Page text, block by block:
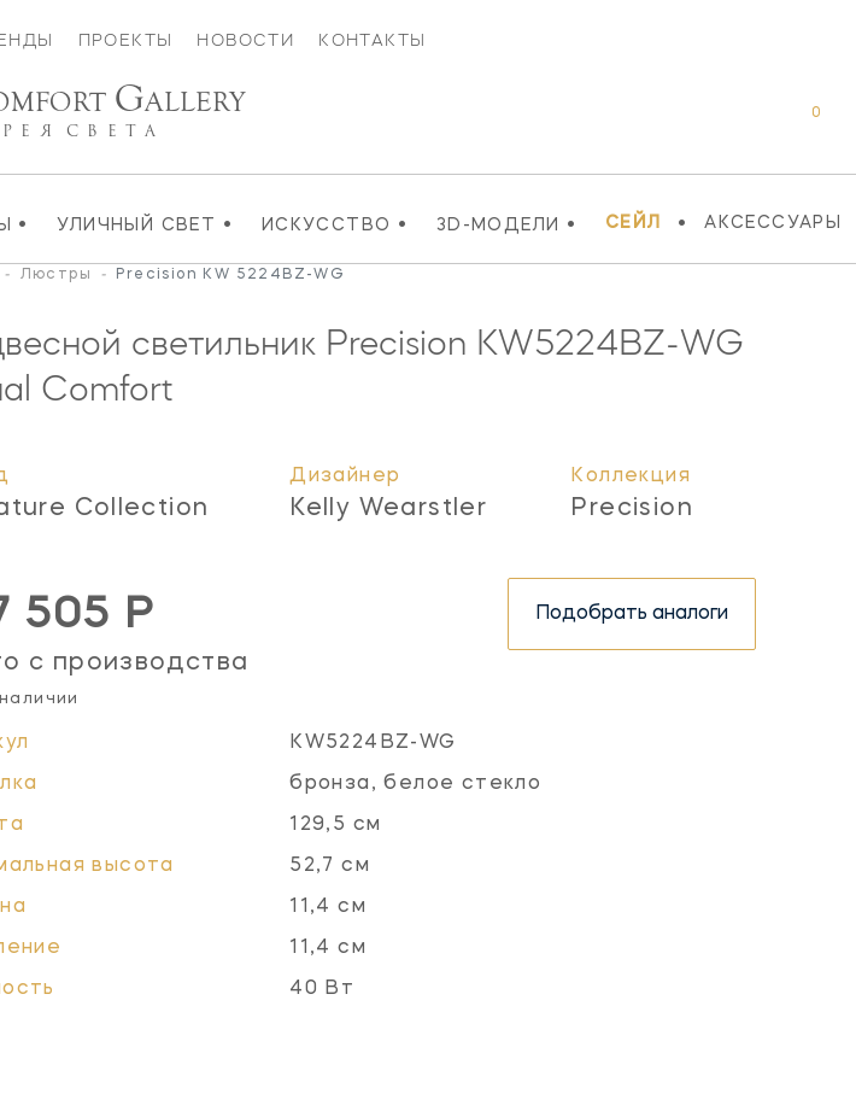
ПРОЕКТЫ НОВОСТИ КОНТАКТЫ
• УЛИЧНЫЙ СВЕТ • ИСКУССТВО • 3D-МОДЕЛИ • СЕЙЛ • АКСЕССУАРЫ
0
GALLERY
СВЕТА
- Люстры - Precision KW 5224BZ-WG
светильник Precision KW5224BZ-WG
Comfort
Collection
Дизайнер
Kelly Wearstler
Коллекция
Precision
505 Р
с производства
Подобрать аналоги
KW5224BZ-WG
бронза, белое стекло
129,5 см
высота 52,7 см
11,4 см
11,4 см
40 Вт